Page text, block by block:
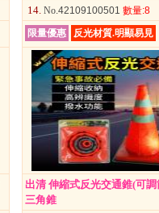
14. No.42109100501 數量:8
限量優惠
反光材質.明顯易見
出清 伸縮式反光交通錐(可調
三角錐